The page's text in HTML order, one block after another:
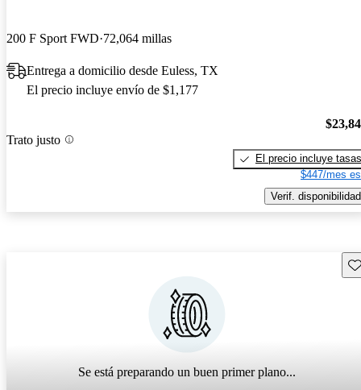
200 F Sport FWD 72,064 millas
Entrega a domicilio desde Euless, TX
El precio incluye envío de $1,177
Trato justo
El precio incluye tasas
$447/mes
Verif. disponibilidad
Se está preparando un buen primer plano...